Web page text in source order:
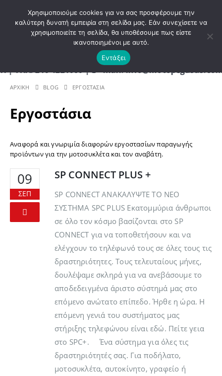
ΚΑΛΩΣ ΗΡΘΑΤΕ ΣΤΟ E-SHOP ΜΟΤΟ ΠΗΓΑΣΟΣ !
| E - mail: info@motopegasus.com |
ΑΡΧΙΚΉ BLOG ΕΡΓΟΣΤΆΣΙΑ
Εργοστάσια
Αναφορά και γνωριμία διαφορών εργοστασίων παραγωγής
προϊόντων για την μοτοσυκλέτα και τον αναβάτη.
09
ΣΕΠ
SP CONNECT PLUS +
SP CONNECT ΑΝΑΚΑΛΥΨΤΕ ΤΟ ΝΕΟ
ΣΥΣΤΗΜΑ SPC PLUS Εκατομμύρια άνθρωποι
σε όλο τον κόσμο βασίζονται στο SP
CONNECT για να τοποθετήσουν και να
ελέγχουν το τηλέφωνό τους σε όλες τους τις
δραστηριότητες. Τους τελευταίους μήνες,
δουλέψαμε σκληρά για να ανεβάσουμε το
αποδεδειγμένα άριστο σύστημά μας στο
επόμενο ανώτατο επίπεδο. Ήρθε η ώρα. Η
επόμενη γενιά του συστήματος μας
στήριξης τηλεφώνου είναι εδώ. Πείτε γεια
στο SPC+. Ένα σύστημα για όλες τις
δραστηριότητές σας. Για ποδήλατο,
μοτοσυκλέτα, αυτοκίνητο, γραφείο ή
Χρησιμοποιούμε cookies για να σας προσφέρουμε την
καλύτερη δυνατή εμπειρία στη σελίδα μας. Εάν συνεχίσετε να
χρησιμοποιείτε τη σελίδα, θα υποθέσουμε πως είστε
ικανοποιημένοι με αυτό.
Εντάξει